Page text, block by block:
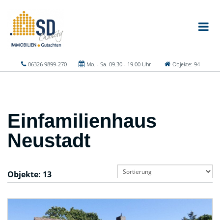
06326 9899-270 Mo. - Sa. 09.30 - 19.00 Uhr Objekte: 94
Einfamilienhaus
Neustadt
Objekte: 13